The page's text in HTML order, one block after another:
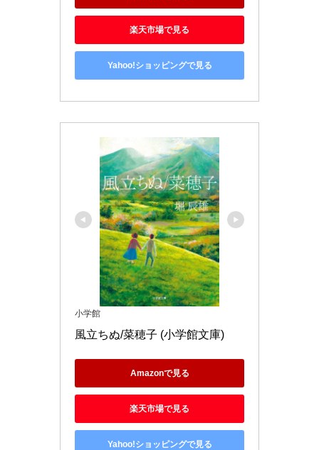
楽天市場で見る
Yahoo!ショッピングで見る
小学館
風立ちぬ/菜穂子 (小学館文庫)
Amazonで見る
楽天市場で見る
Yahoo!ショッピングで見る